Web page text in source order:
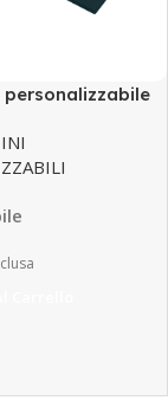
– Fellowes